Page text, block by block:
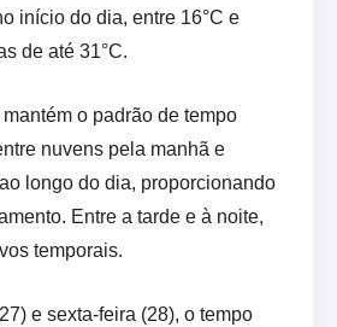
início do dia, entre 16°C e
de até 31°C.
o padrão de tempo
nuvens pela manhã e
longo do dia, proporcionando
Entre a tarde e à noite,
temporais.
e sexta-feira (28), o tempo